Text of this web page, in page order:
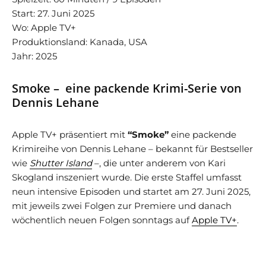
Start: 27. Juni 2025
Wo: Apple TV+
Produktionsland: Kanada, USA
Jahr: 2025
Smoke – eine packende Krimi-Serie von
Dennis Lehane
Apple TV+ präsentiert mit “Smoke” eine packende
Krimireihe von Dennis Lehane – bekannt für Bestseller
wie Shutter Island–, die unter anderem von Kari
Skogland inszeniert wurde. Die erste Staffel umfasst
neun intensive Episoden und startet am 27. Juni 2025,
mit jeweils zwei Folgen zur Premiere und danach
wöchentlich neuen Folgen sonntags aufApple TV+.